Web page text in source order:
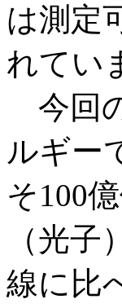
は測定
れてい
今回
ルギー
そ100
（光
線に比